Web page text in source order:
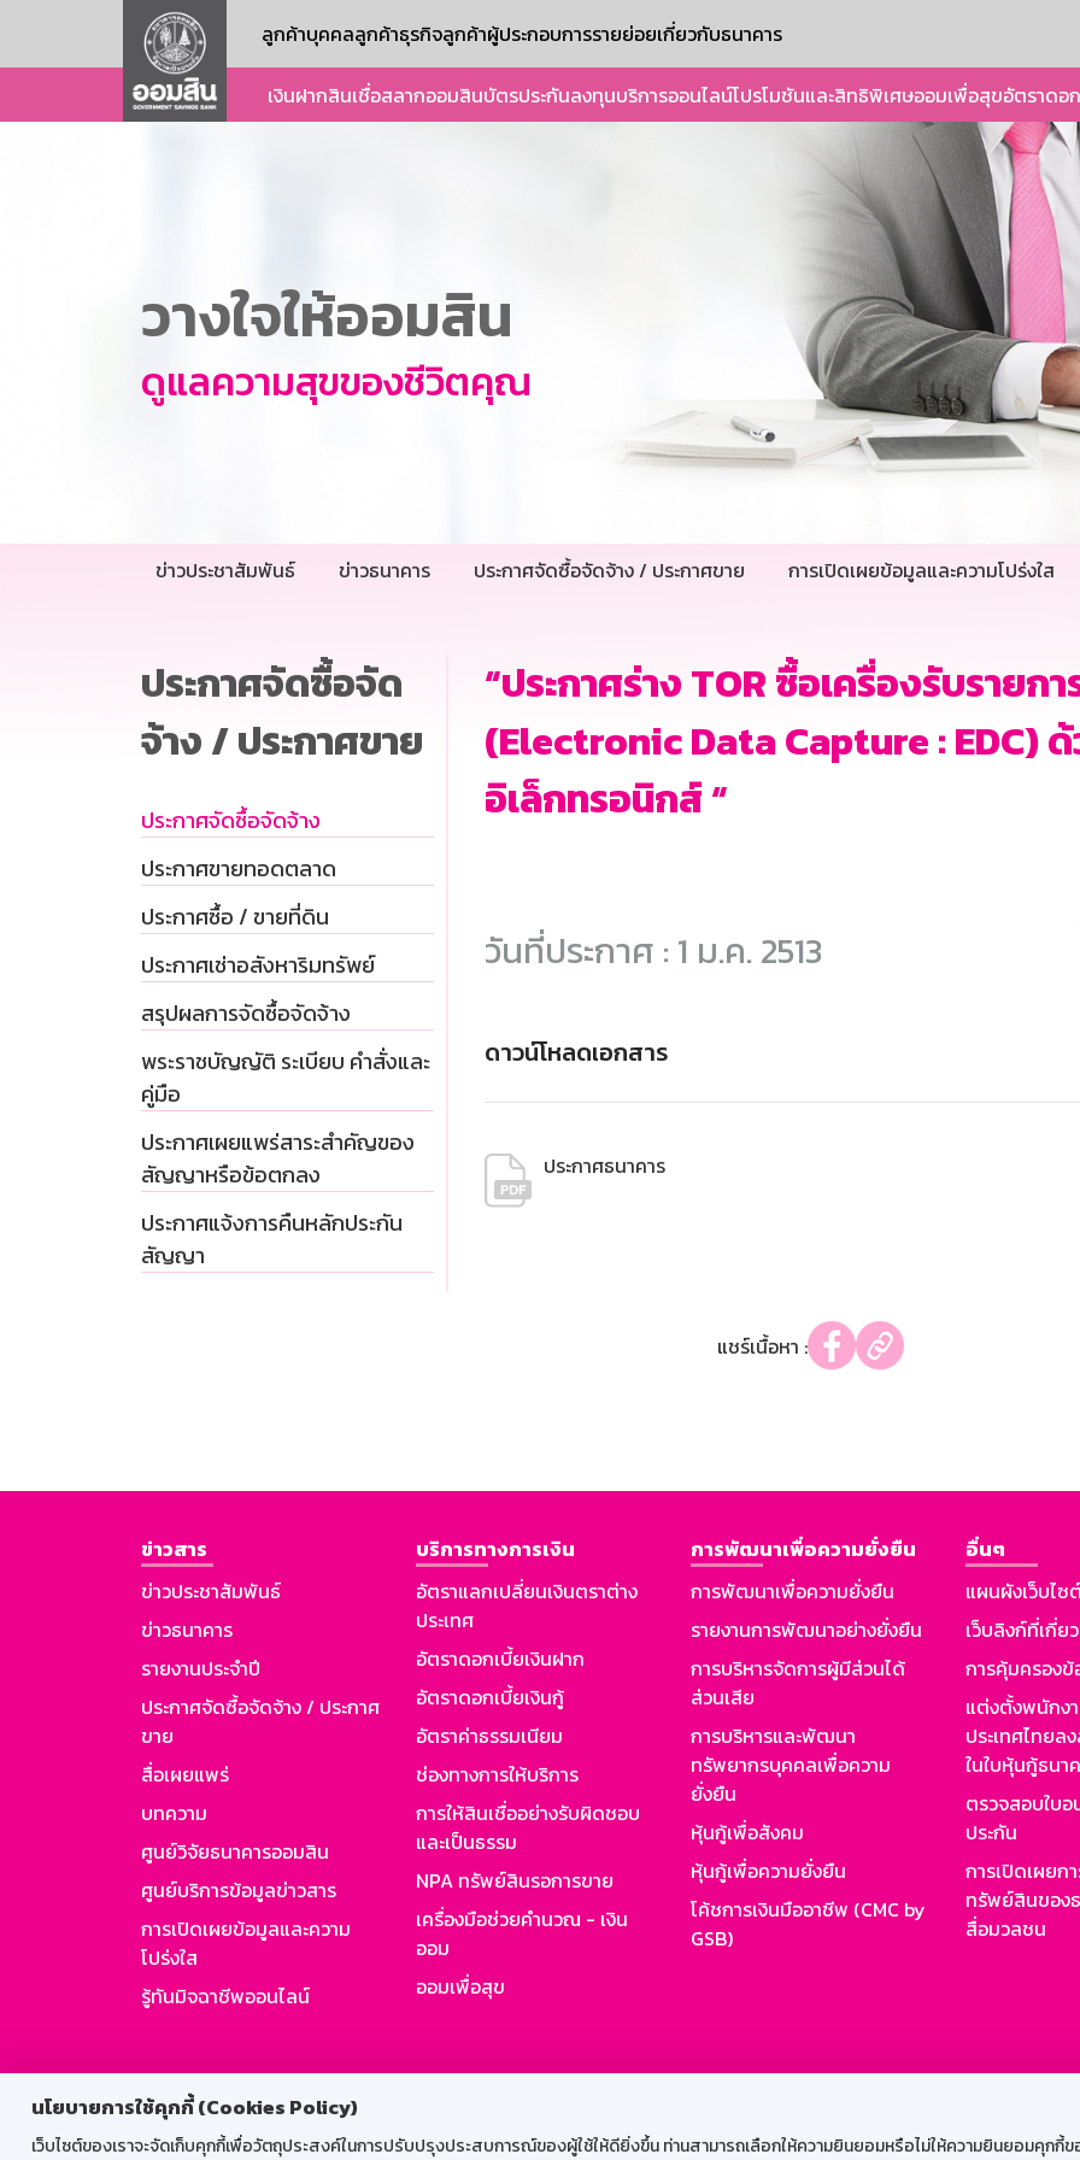
นโยบายการใช้คุกกี้ (Cookies Policy)
เว็บไซต์ของเราจะจัดเก็บคุกกี้เพื่อวัตถุประสงค์ในการปรับปรุงประสบการณ์ของผู้ใช้ให้ดียิ่งขึ้น ท่านสามารถเลือกให้ความยินยอมหรือไม่ให้ความยินยอมคุกกี้ข
ลูกค้าบุคคลลูกค้าธุรกิจลูกค้าผู้ประกอบการรายย่อยเกี่ยวกับธนาคาร
เงินฝากสินเชื่อสลากออมสินบัตรประกันลงทุนบริการออนไลน์โปรโมชันและสิทธิพิเศษออมเพื่อสุขอัตราดอ
วางใจให้ออมสิน
ดูแลความสุขของชีวิตคุณ
ข่าวประชาสัมพันธ์ ข่าวธนาคาร ประกาศจัดซื้อจัดจ้าง / ประกาศขาย การเปิดเผยข้อมูลและความโปร่งใส
ประกาศจัดซื้อจัด
จ้าง / ประกาศขาย
ประกาศจัดซื้อจัดจ้าง
ประกาศขายทอดตลาด
ประกาศซื้อ / ขายที่ดิน
ประกาศเช่าอสังหาริมทรัพย์
สรุปผลการจัดซื้อจัดจ้าง
พระราชบัญญัติ ระเบียบ คำสั่งและ
คู่มือ
ประกาศเผยแพร่สาระสำคัญของ
สัญญาหรือข้อตกลง
ประกาศแจ้งการคืนหลักประกัน
สัญญา
“ประกาศร่าง TOR ซื้อเครื่องรับรายก
(Electronic Data Capture : EDC)
อิเล็กทรอนิกส์ “
วันที่ประกาศ : 1 ม.ค. 2513
ดาวน์โหลดเอกสาร
ประกาศธนาคาร
แชร์เนื้อหา :
ข่าวสาร
ข่าวประชาสัมพันธ์
ข่าวธนาคาร
รายงานประจำปี
ประกาศจัดซื้อจัดจ้าง / ประกาศ
ขาย
สื่อเผยแพร่
บทความ
ศูนย์วิจัยธนาคารออมสิน
ศูนย์บริการข้อมูลข่าวสาร
การเปิดเผยข้อมูลและความ
โปร่งใส
รู้ทันมิจฉาชีพออนไลน์
บริการทางการเงิน
อัตราแลกเปลี่ยนเงินตราต่าง
ประเทศ
อัตราดอกเบี้ยเงินฝาก
อัตราดอกเบี้ยเงินกู้
อัตราค่าธรรมเนียม
ช่องทางการให้บริการ
การให้สินเชื่ออย่างรับผิดชอบ
และเป็นธรรม
NPA ทรัพย์สินรอการขาย
เครื่องมือช่วยคำนวณ - เงิน
ออม
ออมเพื่อสุข
การพัฒนาเพื่อความยั่งยืน
การพัฒนาเพื่อความยั่งยืน
รายงานการพัฒนาอย่างยั่งยืน
การบริหารจัดการผู้มีส่วนได้
ส่วนเสีย
การบริหารและพัฒนา
ทรัพยากรบุคคลเพื่อความ
ยั่งยืน
หุ้นกู้เพื่อสังคม
หุ้นกู้เพื่อความยั่งยืน
โค้ชการเงินมืออาชีพ (CMC by
GSB)
อื่นๆ
แผนผังเว็บไซ
เว็บลิงก์ที่เกี่ย
การคุ้มครอง
แต่งตั้งพนักง
ประเทศไทยล
ในใบหุ้นกู้ธนา
ตรวจสอบใบ
ประกัน
การเปิดเผยก
ทรัพย์สินของ
สื่อมวลชน